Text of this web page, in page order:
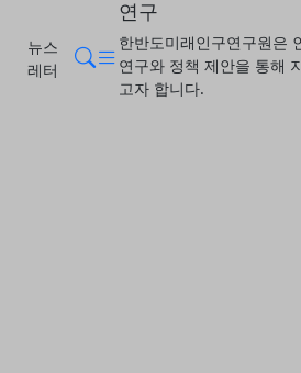
뉴스
레터
검색메뉴
연구
한반도미래인구연구원은
연구와 정책 제안을 통해
고자 합니다.